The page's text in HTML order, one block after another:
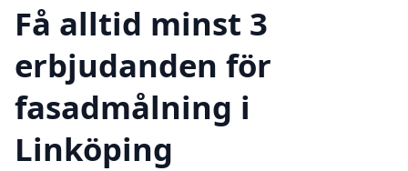
Få alltid minst 3
erbjudanden för
fasadmålning i
Linköping